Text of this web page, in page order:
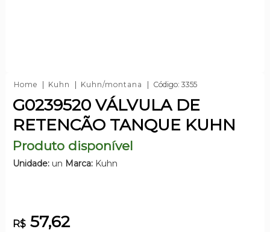
Home Kuhn Kuhn/montana Código: 3355
G0239520 VÁLVULA DE
RETENCÃO TANQUE KUHN
Produto disponível
Unidade:un Marca:Kuhn
R$57,62